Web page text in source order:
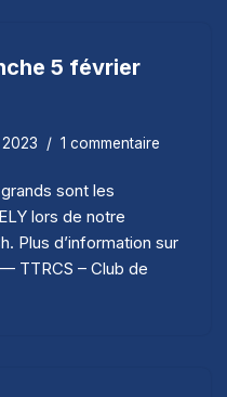
5 février
1 commentaire
sont les
lors de notre
Plus d’information sur
TTRCS – Club de